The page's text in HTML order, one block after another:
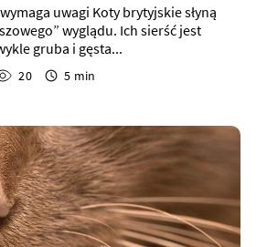
uwagi Koty brytyjskie słyną
wyglądu. Ich sierść jest
gruba i gęsta...
20 5 min